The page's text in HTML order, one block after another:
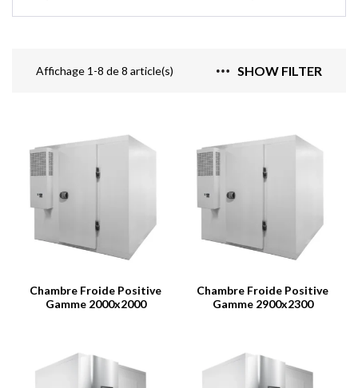
SHOW FILTER
Affichage 1-8 de 8 article(s)
Chambre Froide Positive
Gamme 2000x2000
Chambre Froide Positive
Gamme 2900x2300